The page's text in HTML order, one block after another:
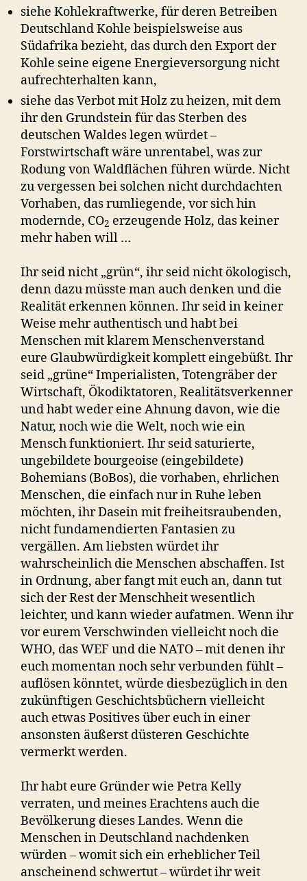
siehe Kohlekraftwerke, für deren Betreiben
Deutschland Kohle beispielsweise aus
Südafrika bezieht, das durch den Export der
Kohle seine eigene Energieversorgung nicht
aufrechterhalten kann,
siehe das Verbot mit Holz zu heizen, mit dem
ihr den Grundstein für das Sterben des
deutschen Waldes legen würdet –
Forstwirtschaft wäre unrentabel, was zur
Rodung von Waldflächen führen würde. Nicht
zu vergessen bei solchen nicht durchdachten
Vorhaben, das rumliegende, vor sich hin
modernde, CO2 erzeugende Holz, das keiner
mehr haben will …
Ihr seid nicht „grün“, ihr seid nicht ökologisch,
denn dazu müsste man auch denken und die
Realität erkennen können. Ihr seid in keiner
Weise mehr authentisch und habt bei
Menschen mit klarem Menschenverstand
eure Glaubwürdigkeit komplett eingebüßt. Ihr
seid „grüne“ Imperialisten, Totengräber der
Wirtschaft, Ökodiktatoren, Realitätsverkenner
und habt weder eine Ahnung davon, wie die
Natur, noch wie die Welt, noch wie ein
Mensch funktioniert. Ihr seid saturierte,
ungebildete bourgeoise (eingebildete)
Bohemians (BoBos), die vorhaben, ehrlichen
Menschen, die einfach nur in Ruhe leben
möchten, ihr Dasein mit freiheitsraubenden,
nicht fundamendierten Fantasien zu
vergällen. Am liebsten würdet ihr
wahrscheinlich die Menschen abschaffen. Ist
in Ordnung, aber fangt mit euch an, dann tut
sich der Rest der Menschheit wesentlich
leichter, und kann wieder aufatmen. Wenn ihr
vor eurem Verschwinden vielleicht noch die
WHO, das WEF und die NATO – mit denen ihr
euch momentan noch sehr verbunden fühlt –
auflösen könntet, würde diesbezüglich in den
zukünftigen Geschichtsbüchern vielleicht
auch etwas Positives über euch in einer
ansonsten äußerst düsteren Geschichte
vermerkt werden.
Ihr habt eure Gründer wie Petra Kelly
verraten, und meines Erachtens auch die
Bevölkerung dieses Landes. Wenn die
Menschen in Deutschland nachdenken
würden – womit sich ein erheblicher Teil
anscheinend schwertut – würdet ihr weit